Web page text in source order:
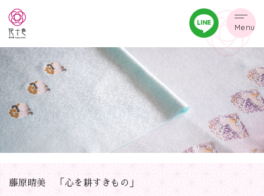
Menu
藤原晴美 「心を耕すきもの」